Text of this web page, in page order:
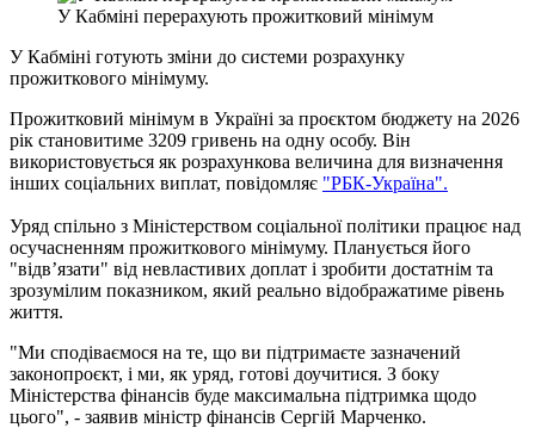
У Кабміні перерахують прожитковий мінімум
У Кабміні готують зміни до системи розрахунку
прожиткового мінімуму.
Прожитковий мінімум в Україні за проєктом бюджету на 2026
рік становитиме 3209 гривень на одну особу. Він
використовується як розрахункова величина для визначення
інших соціальних виплат, повідомляє "РБК-Україна".
Уряд спільно з Міністерством соціальної політики працює над
осучасненням прожиткового мінімуму. Планується його
"відв’язати" від невластивих доплат і зробити достатнім та
зрозумілим показником, який реально відображатиме рівень
життя.
"Ми сподіваємося на те, що ви підтримаєте зазначений
законопроєкт, і ми, як уряд, готові доучитися. З боку
Міністерства фінансів буде максимальна підтримка щодо
цього", - заявив міністр фінансів Сергій Марченко.